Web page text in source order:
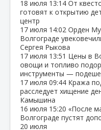
18 июля 13:14 От
готовят к открытию
центр
17 июля 14:02 Орден
Волгограде
Сергея Рыкова
17 июля 13:51 Цены в
овощи и топливо
инструменты —
17 июля 09:44 Кража
расследует хищение
Камышина
16 июля 15:20 «После
Волгограде пустят
20 июля